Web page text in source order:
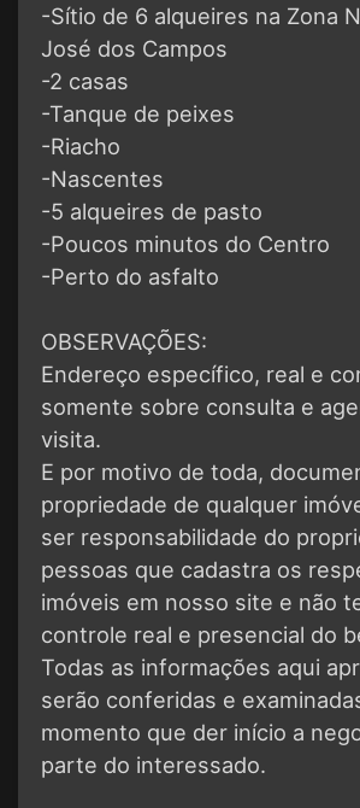
-Sítio de 6 alqueires na Zona
José dos Campos
-2 casas
-Tanque de peixes
-Riacho
-Nascentes
-5 alqueires de pasto
-Poucos minutos do Centro
-Perto do asfalto
OBSERVAÇÕES:
Endereço específico, real e
somente sobre consulta e
visita.
E por motivo de toda,
propriedade de qualquer
ser responsabilidade do
pessoas que cadastra os
imóveis em nosso site e não
controle real e presencial do
Todas as informações aqui
serão conferidas e
momento que der início a
parte do interessado.